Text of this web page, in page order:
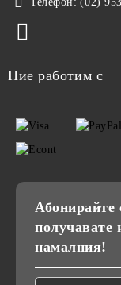
Ние работим с
Абонирайте
получавате
намалния!